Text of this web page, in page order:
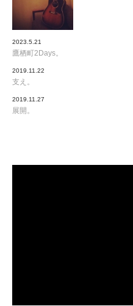
2023.5.21
鷹栖町2Days。
2019.11.22
支え。
2019.11.27
展開。